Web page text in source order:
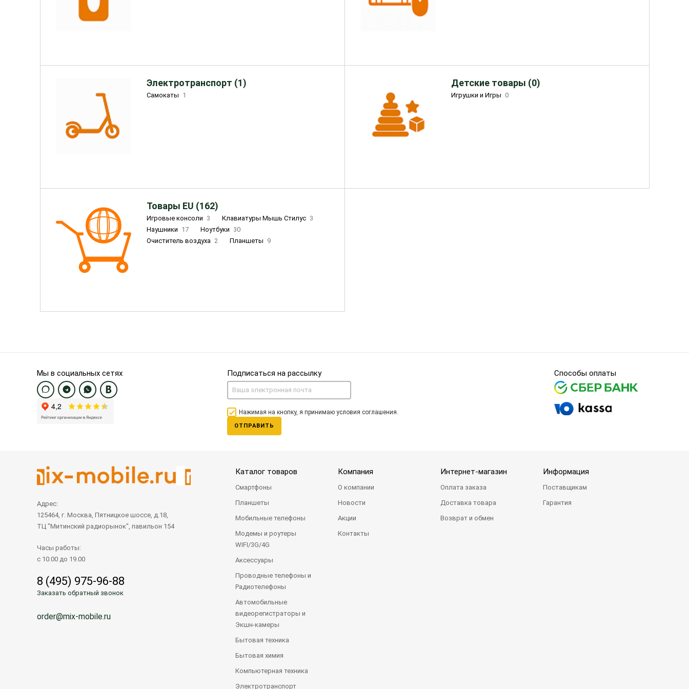
Электротранспорт (1)
Самокаты 1
Детские товары (0)
Игрушки и Игры 0
Товары EU (162)
Игровые консоли 3 Клавиатуры Мышь Стилус 3
Наушники 17 Ноутбуки 30
Очиститель воздуха 2 Планшеты 9
Мы в социальных сетях Подписаться на рассылку
Нажимая на кнопку, я принимаю условия соглашения.
ОТПРАВИТЬ
Способы оплаты
Адрес:
125464, г. Москва, Пятницкое шоссе, д.18,
ТЦ "Митинский радиорынок", павильон 154
Часы работы:
с 10.00 до 19.00
8 (495) 975-96-88
Заказать обратный звонок
order@mix-mobile.ru
Каталог товаров
Смартфоны
Планшеты
Мобильные телефоны
Модемы и роутеры
WIFI/3G/4G
Аксессуары
Проводные телефоны и
Радиотелефоны
Автомобильные
видеорегистраторы и
Экшн-камеры
Бытовая техника
Бытовая химия
Компьютерная техника
Электротранспорт
Компания
О компании
Новости
Акции
Контакты
Интернет-магазин
Оплата заказа
Доставка товара
Возврат и обмен
Информация
Поставщикам
Гарантия